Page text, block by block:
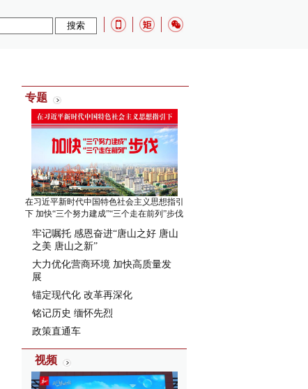
专题
在习近平新时代中国特色社会主义思想指引
下 加快“三个努力建成”“三个走在前列”步伐
牢记嘱托 感恩奋进“唐山之好 唐山
之美 唐山之新”
大力优化营商环境 加快高质量发
展
锚定现代化 改革再深化
铭记历史 缅怀先烈
政策直通车
视频